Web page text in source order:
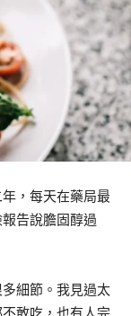
，每天在藥局最
告說膽固醇過
細節。我見過太